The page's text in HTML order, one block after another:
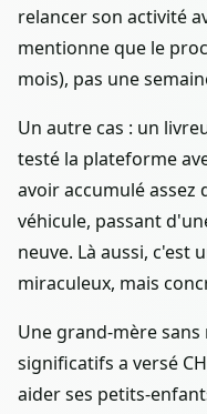
relancer son activité
mentionne que le
mois), pas une
Un autre cas : un
testé la plateforme
avoir accumulé assez
véhicule, passant
neuve. Là aussi, c'est
miraculeux, mais
Une grand-mère
significatifs a versé
aider ses petits-